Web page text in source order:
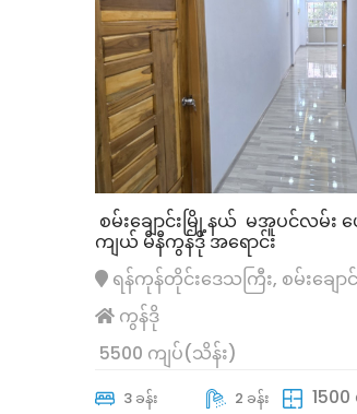
စမ်းချောင်းမြို့နယ် မအူပင်လမ်း ပ
ကျယ် မီနီကွန်ဒို အရောင်း
ရန်ကုန်တိုင်းဒေသကြီး, စမ်းချော
ကွန်ဒို
5500 ကျပ်(သိန်း)
3 ခန်း 2 ခန်း
ရောင်းရန်
၄၀) ရပ်ကွက် လုံးချင်းအိမ် အ
မြောက်
ကွက် အရ